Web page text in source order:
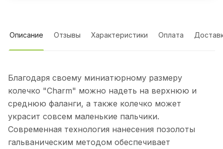
Описание Отзывы Характеристики Оплата
Благодаря своему миниатюрному размеру
колечко "Charm" можно надеть на верхнюю и
среднюю фаланги, а также колечко может
украсит совсем маленькие пальчики.
Современная технология нанесения позолоты
гальваническим методом обеспечивает